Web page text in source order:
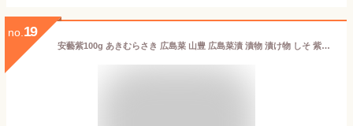
no. 19
安藝紫100g あきむらさき 広島菜 山豊 広島菜漬 漬物 漬け物 しそ 紫蘇 赤しそ 赤紫蘇 ごはんのおとも ご飯のおとも 広島 安芸 安芸紫